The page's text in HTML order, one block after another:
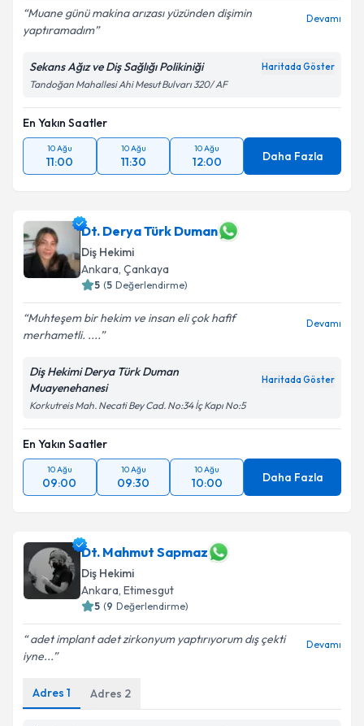
Muane günü makina arızası yüzünden dişimin
yaptıramadım
Devamı
Sekans Ağız ve Diş Sağlığı Polikiniği Haritada Göster
Tandoğan Mahallesi Ahi Mesut Bulvarı 320/ AF
En Yakın Saatler
10 Ağu
11:00
10 Ağu
11:30
10 Ağu
12:00 Daha Fazla
Dt. Derya Türk Duman
Diş Hekimi
Ankara, Çankaya
5 (5 Değerlendirme)
Muhteşem bir hekim ve insan eli çok hafif
merhametli. ....
Devamı
Diş Hekimi Derya Türk Duman
Muayenehanesi
Haritada Göster
Korkutreis Mah. Necati Bey Cad. No:34 İç Kapı No:5
En Yakın Saatler
10 Ağu
09:00
10 Ağu
09:30
10 Ağu
10:00 Daha Fazla
Dt. Mahmut Sapmaz
Diş Hekimi
Ankara, Etimesgut
5 (9 Değerlendirme)
adet implant adet zirkonyum yaptırıyorum dış çekti
iyne...
Devamı
Adres 1 Adres 2